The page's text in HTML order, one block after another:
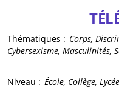
Thématiques : Corps,
Cybersexisme, Masculinités,
Niveau : École, Collège, Lycée